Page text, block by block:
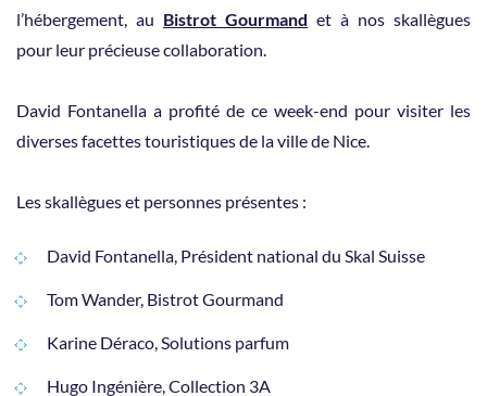
l’hébergement, au Bistrot Gourmand et à nos skallègues
pour leur précieuse collaboration.
David Fontanella a profité de ce week-end pour visiter les
diverses facettes touristiques de la ville de Nice.
Les skallègues et personnes présentes :
David Fontanella, Président national du Skal Suisse
Tom Wander, Bistrot Gourmand
Karine Déraco, Solutions parfum
Hugo Ingénière, Collection 3A